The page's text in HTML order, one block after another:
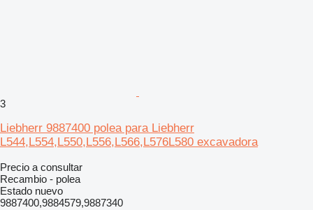
3
Liebherr 9887400 polea para Liebherr
L544,L554,L550,L556,L566,L576L580 excavadora
Precio a consultar
Recambio - polea
Estado nuevo
9887400,9884579,9887340